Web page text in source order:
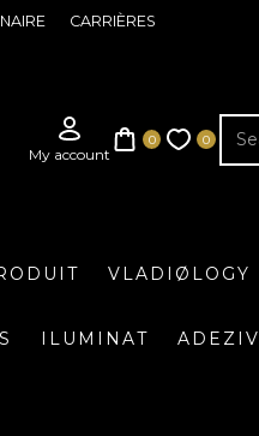
CARRIÈRES
VLADIØLOGY
ILUMINAT ADEZIV